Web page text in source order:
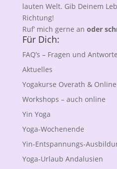
lauten Welt. Gib Deinem
Richtung!
Ruf’ mich gerne an oder
Für Dich:
FAQ’s – Fragen und
Aktuelles
Yogakurse Overath & Online
Workshops – auch online
Yin Yoga
Yoga-Wochenende
Yin-Entspannungs-
Yoga-Urlaub Andalusien